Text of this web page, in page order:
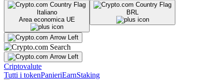
Italiano
Area economica UE
BRL
Criptovalute
Tutti i tokenPanieriEarnStaking